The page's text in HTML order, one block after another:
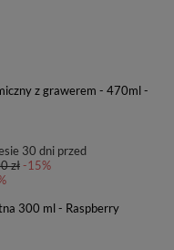
z grawerem - 470ml -
30 dni przed
zł-15%
300 ml - Raspberry